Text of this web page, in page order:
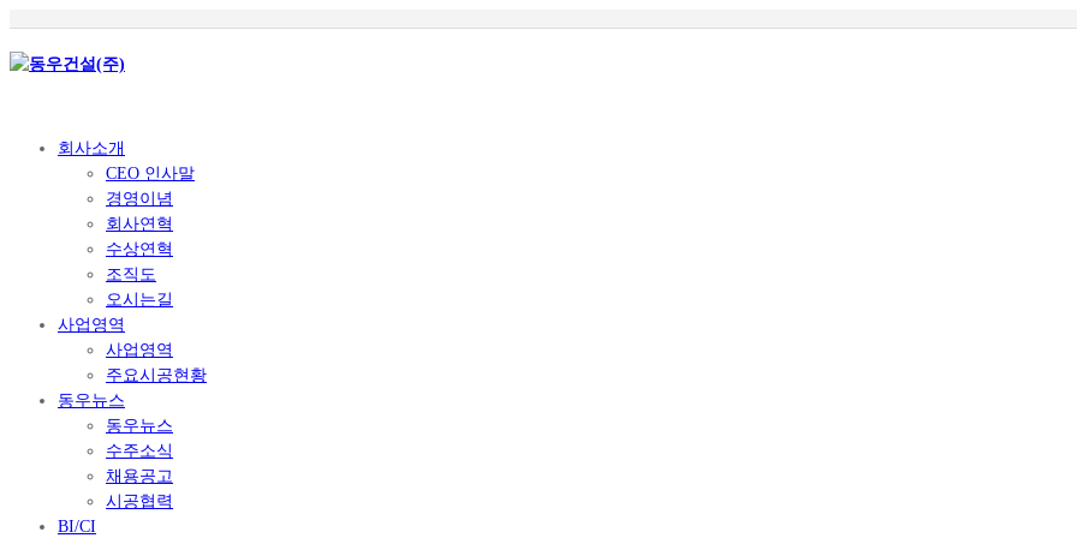
회사소개
CEO 인사말
경영이념
회사연혁
수상연혁
조직도
오시는길
사업영역
사업영역
주요시공현황
동우뉴스
동우뉴스
수주소식
채용공고
시공협력
BI/CI